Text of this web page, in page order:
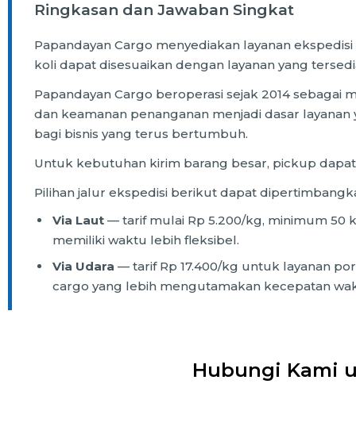
Ringkasan dan Jawaban Singkat
Papandayan Cargo menyediakan layanan
koli dapat disesuaikan dengan layanan yang
Papandayan Cargo beroperasi sejak 2014 sebagai
dan keamanan penanganan menjadi dasar
bagi bisnis yang terus bertumbuh.
Untuk kebutuhan kirim barang besar, pickup
Pilihan jalur ekspedisi berikut dapat
Via Laut — tarif mulai Rp 5.200/kg, minimum 50
memiliki waktu lebih fleksibel.
Via Udara — tarif Rp 17.400/kg untuk layanan
cargo yang lebih mengutamakan kecepatan
Hubungi Kami